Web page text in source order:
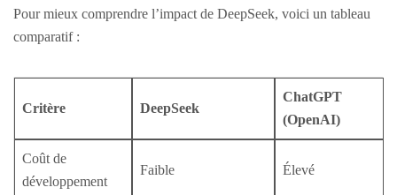
Pour mieux comprendre l’impact de DeepSeek, voici un tableau
comparatif :
Critère DeepSeek
ChatGPT
(OpenAI)
Coût de
développement
Faible Élevé